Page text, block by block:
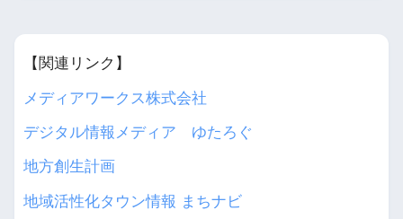
【関連リンク】
メディアワークス株式会社
デジタル情報メディア ゆたろぐ
地方創生計画
地域活性化タウン情報 まちナビ